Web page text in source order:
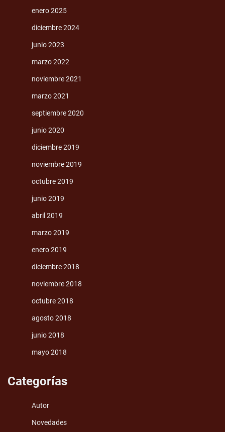
enero 2025
diciembre 2024
junio 2023
marzo 2022
noviembre 2021
marzo 2021
septiembre 2020
junio 2020
diciembre 2019
noviembre 2019
octubre 2019
junio 2019
abril 2019
marzo 2019
enero 2019
diciembre 2018
noviembre 2018
octubre 2018
agosto 2018
junio 2018
mayo 2018
Categorías
Autor
Novedades